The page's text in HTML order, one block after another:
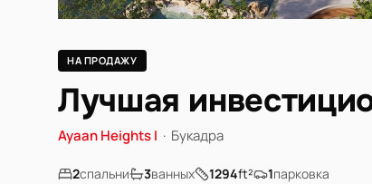
НА ПРОДАЖУ
Лучшая
Ayaan Heights I · Букадра
2спальни 3ванных 1294ft² 1парковка